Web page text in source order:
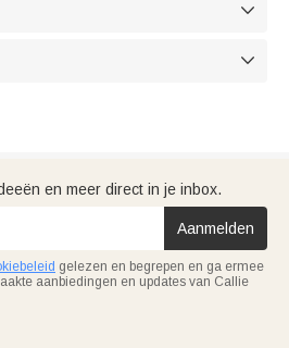


en meer direct in je inbox.
Aanmelden
gelezen en begrepen en ga ermee
aanbiedingen en updates van Callie